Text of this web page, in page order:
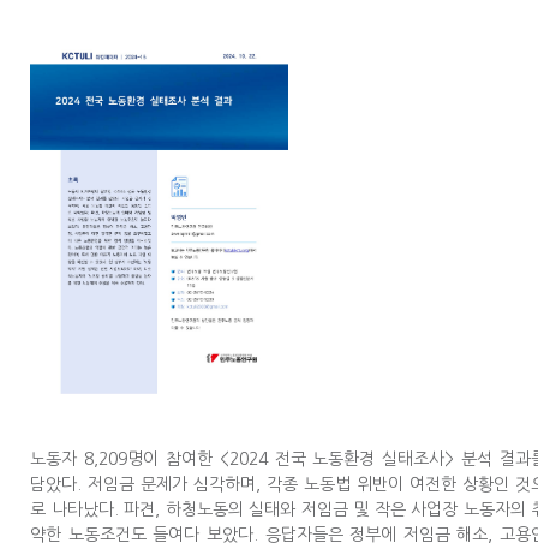
노동자 8,209명이 참여한 <2024 전국 노동환경 실태조사> 분석 결과
담았다. 저임금 문제가 심각하며, 각종 노동법 위반이 여전한 상황인 것
로 나타났다. 파견, 하청노동의 실태와 저임금 및 작은 사업장 노동자의
약한 노동조건도 들여다 보았다. 응답자들은 정부에 저임금 해소, 고용